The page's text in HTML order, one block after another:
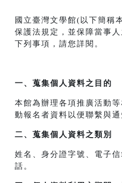
國立臺灣文學館(以下簡稱
保護法規定，並保障當事
下列事項，請您詳閱。
一、 蒐集個人資料之目的
本館為辦理各項推廣活動
動報名者資料以便聯繫與通
二、 蒐集個人資料之類別
姓名、身分證字號、電子
話。